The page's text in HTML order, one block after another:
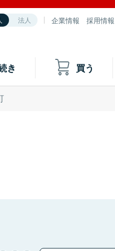
法人 企業情報 採用情報
き 買う